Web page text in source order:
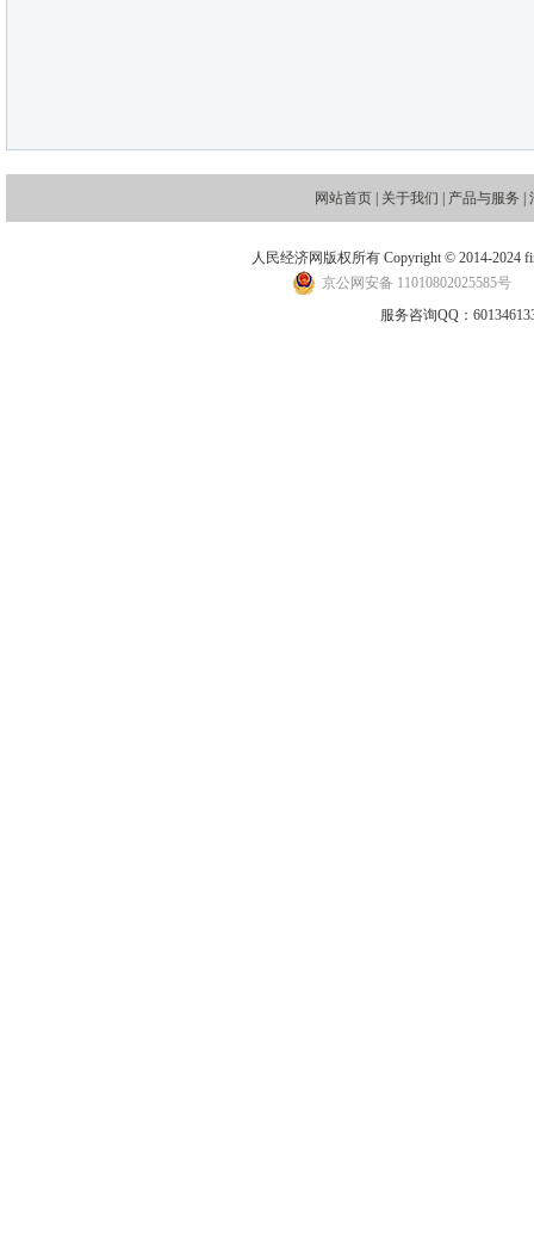
网站首页 关于我们 产品与服务
人民经济网版权所有 Copyright © 2014-2024
京公网安备 11010802025585号
服务咨询QQ：